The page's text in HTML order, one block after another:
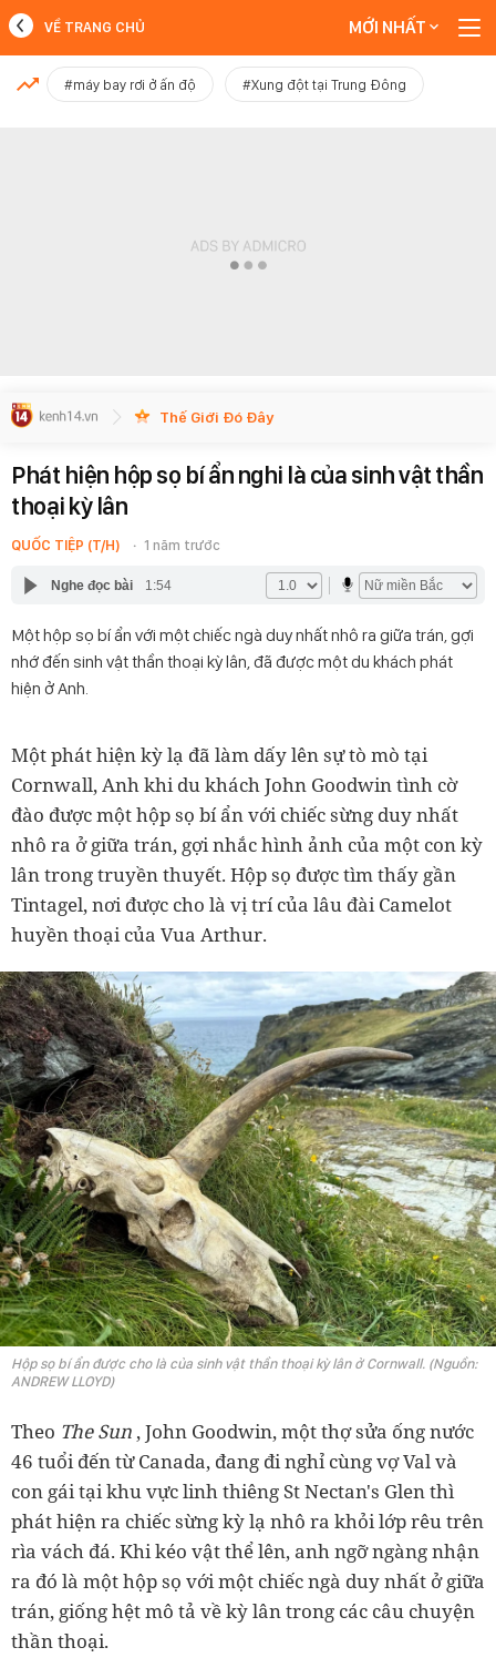
MỚI NHẤT
VỀ TRANG CHỦ MỚI NHẤT
#máy bay rơi ở ấn độ #Xung đột tại Trung Đông
Thế Giới Đó Đây
Phát hiện hộp sọ bí ẩn nghi là của sinh vật thần
thoại kỳ lân
QUỐC TIỆP (T/H) 1 năm trước
Nghe đọc bài 1:54
Một hộp sọ bí ẩn với một chiếc ngà duy nhất nhô ra giữa trán, gợi
nhớ đến sinh vật thần thoại kỳ lân, đã được một du khách phát
hiện ở Anh.
Một phát hiện kỳ lạ đã làm dấy lên sự tò mò tại
Cornwall, Anh khi du khách John Goodwin tình cờ
đào được một hộp sọ bí ẩn với chiếc sừng duy nhất
nhô ra ở giữa trán, gợi nhắc hình ảnh của một con kỳ
lân trong truyền thuyết. Hộp sọ được tìm thấy gần
Tintagel, nơi được cho là vị trí của lâu đài Camelot
huyền thoại của Vua Arthur.
Hộp sọ bí ẩn được cho là của sinh vật thần thoại kỳ lân ở Cornwall. (Nguồn:
ANDREW LLOYD)
Theo The Sun , John Goodwin, một thợ sửa ống nước
46 tuổi đến từ Canada, đang đi nghỉ cùng vợ Val và
con gái tại khu vực linh thiêng St Nectan's Glen thì
phát hiện ra chiếc sừng kỳ lạ nhô ra khỏi lớp rêu trên
rìa vách đá. Khi kéo vật thể lên, anh ngỡ ngàng nhận
ra đó là một hộp sọ với một chiếc ngà duy nhất ở giữa
trán, giống hệt mô tả về kỳ lân trong các câu chuyện
thần thoại.